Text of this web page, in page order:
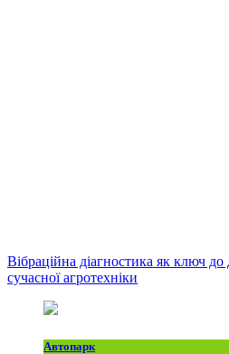
Вібраційна діагностика як ключ до
сучасної агротехніки
Автопарк